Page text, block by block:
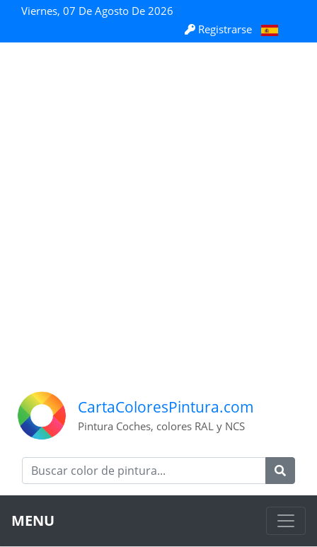
Viernes, 07 De Agosto De 2026
Registrarse
CartaColoresPintura.com
Pintura Coches, colores RAL y NCS
MENU